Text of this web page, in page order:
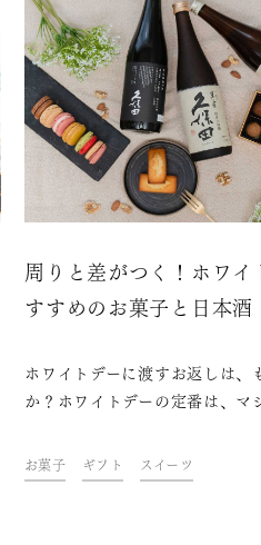
周りと差がつく！ホワイ
すすめのお菓子と日本酒
ホワイトデーに渡すお返しは、
か？ホワイトデーの定番は、マ
つ、周りと差をつけるには日本
ですか？ 実は、日本酒とお菓子は好相性。近年は銘
お菓子 ギフト スイーツ